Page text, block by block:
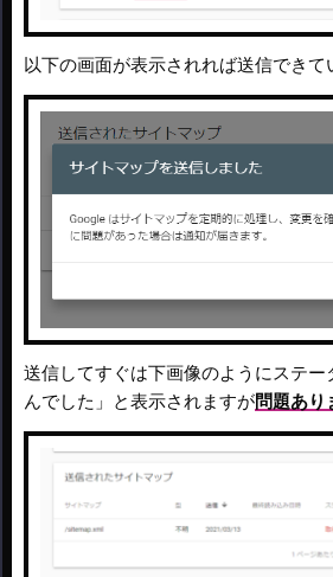
以下の画面が表示されれば送信できて
送信してすぐは下画像のようにステ
んでした」と表示されますが問題あり